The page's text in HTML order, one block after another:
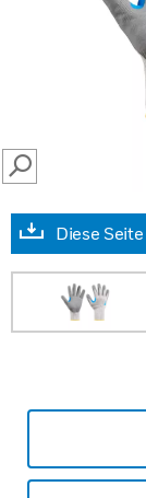
SEARCH
Diese